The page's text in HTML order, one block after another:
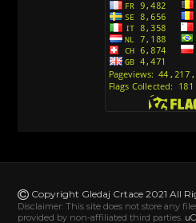
Copyright Gledaj Crtace 2021 All
Disclaimer: This site does not store any
provided by non-affiliated third parties.